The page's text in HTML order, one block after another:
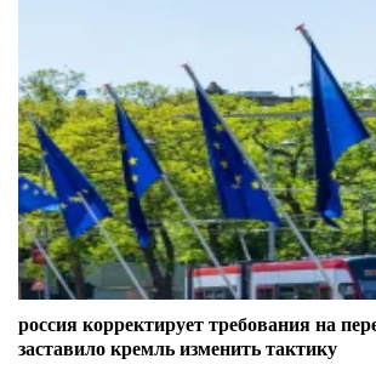
россия корректирует требования на
заставило кремль изменить тактику